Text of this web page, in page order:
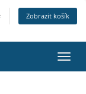
Zobrazit košík